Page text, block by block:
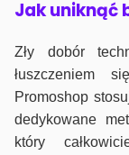
Jak uniknąć
Zły dobór
łuszczeniem
Promoshop
dedykowane
który